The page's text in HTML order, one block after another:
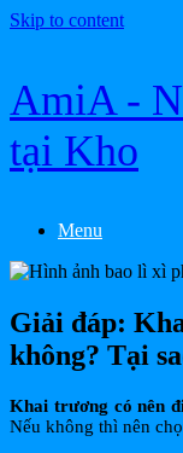
Skip to content
AmiA -
tại Kho
Menu
Giải đáp:
không? Tại
Khai trương có nên
Nếu không thì nên